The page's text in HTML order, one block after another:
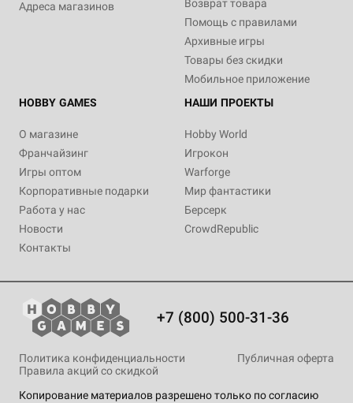
Адреса магазинов
Возврат товара
Помощь с правилами
Архивные игры
Товары без скидки
Мобильное приложение
HOBBY GAMES
О магазине
Франчайзинг
Игры оптом
Корпоративные подарки
Работа у нас
Новости
Контакты
НАШИ ПРОЕКТЫ
Hobby World
Игрокон
Warforge
Мир фантастики
Берсерк
CrowdRepublic
+7 (800) 500-31-36
Копирование материалов разрешено только по согласию
Политика конфиденциальности
Публичная оферта
Правила акций со скидкой